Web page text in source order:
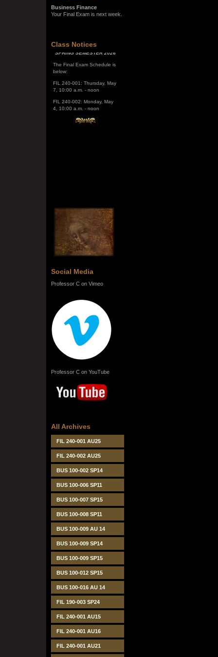
Business Finance
Your Final Exam is next week.
Class Notices
SPRING SEMESTER 2026
The Final Exam Schedule is
FIL 240-001: Thursday, May
FIL 240-002: Monday, May
Social Media
Professor C on Vimeo
Professor C on YouTube
All Archives
FIL 240-001 AU25
FIL 240-002 AU25
BUS 100-002 SP14
BUS 100-006 SP11
BUS 100-007 SP15
BUS 100-008 SP11
BUS 100-009 AU 14
BUS 100-009 SP14
BUS 100-009 SP15
BUS 100-012 SP15
BUS 100-016 AU 14
FIL 190-003 SP24
FIL 240-001 AU15
FIL 240-001 AU16
FIL 240-001 AU21